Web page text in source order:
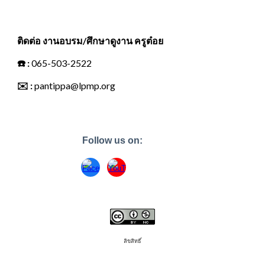
ติดต่อ งานอบรม/ศึกษาดูงาน ครูต๋อย
☎️ :065-503-2522
✉️ :pantippa@lpmp.org
Follow us on:
ลิขสิทธิ์